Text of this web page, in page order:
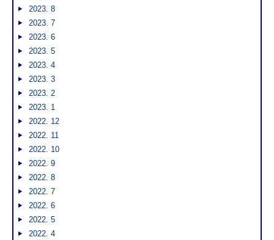
2023. 8
2023. 7
2023. 6
2023. 5
2023. 4
2023. 3
2023. 2
2023. 1
2022. 12
2022. 11
2022. 10
2022. 9
2022. 8
2022. 7
2022. 6
2022. 5
2022. 4